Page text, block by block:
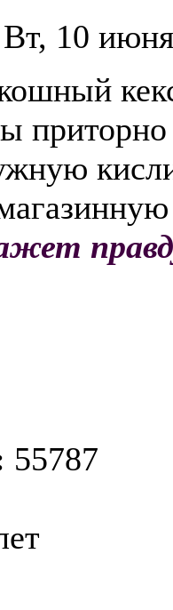
10
55787